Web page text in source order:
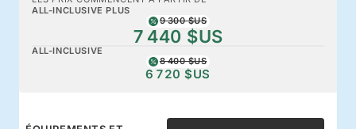
ALL-INCLUSIVE PLUS
9 300 $US
7 440 $US
ALL-INCLUSIVE
8 400 $US
6 720 $US